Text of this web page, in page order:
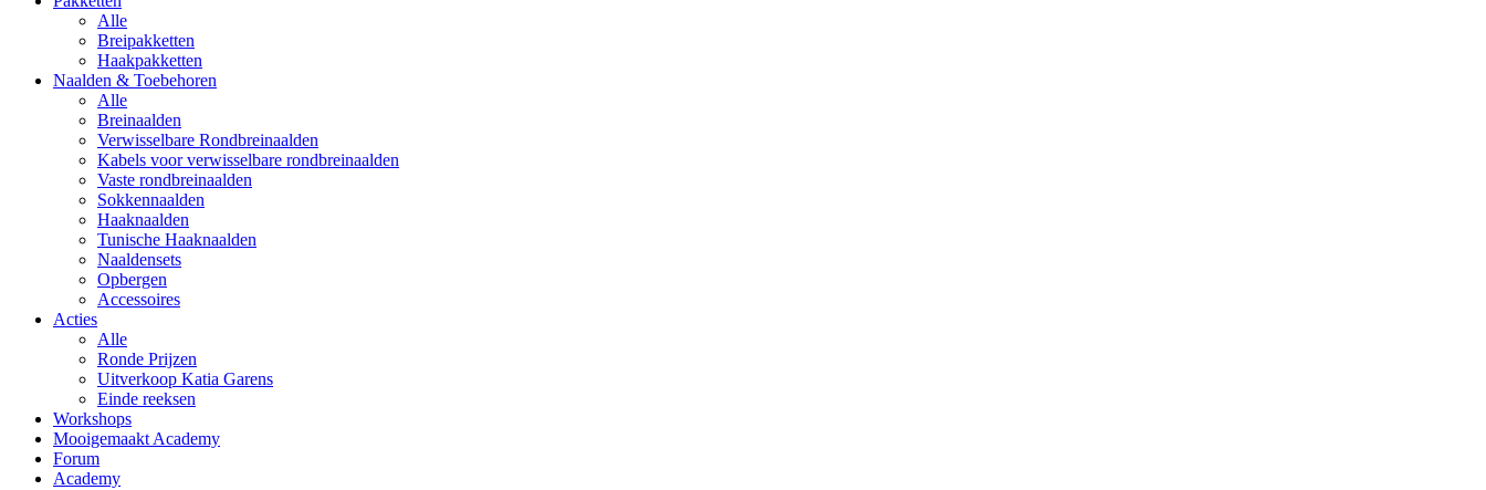
Alle
Breipakketten
Haakpakketten
Naalden & Toebehoren
Alle
Breinaalden
Verwisselbare Rondbreinaalden
Kabels voor verwisselbare rondbreinaalden
Vaste rondbreinaalden
Sokkennaalden
Haaknaalden
Tunische Haaknaalden
Naaldensets
Opbergen
Accessoires
Acties
Alle
Ronde Prijzen
Uitverkoop Katia Garens
Einde reeksen
Workshops
Mooigemaakt Academy
Forum
Academy